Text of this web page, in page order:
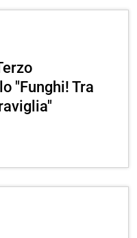
"Funghi! Tra